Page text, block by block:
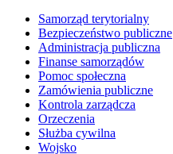
Samorząd terytorialny
Bezpieczeństwo publiczne
Administracja publiczna
Finanse samorządów
Pomoc społeczna
Zamówienia publiczne
Kontrola zarządcza
Orzeczenia
Służba cywilna
Wojsko